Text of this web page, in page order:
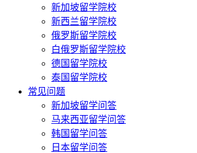
新加坡留学院校
新西兰留学院校
俄罗斯留学院校
白俄罗斯留学院校
德国留学院校
泰国留学院校
常见问题
新加坡留学问答
马来西亚留学问答
韩国留学问答
日本留学问答